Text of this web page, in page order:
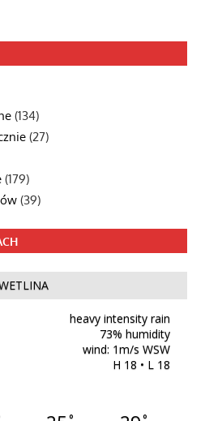
(134)
(27)
(179)
(39)
heavy intensity rain
73% humidity
wind: 1m/s WSW
H 18 • L 18